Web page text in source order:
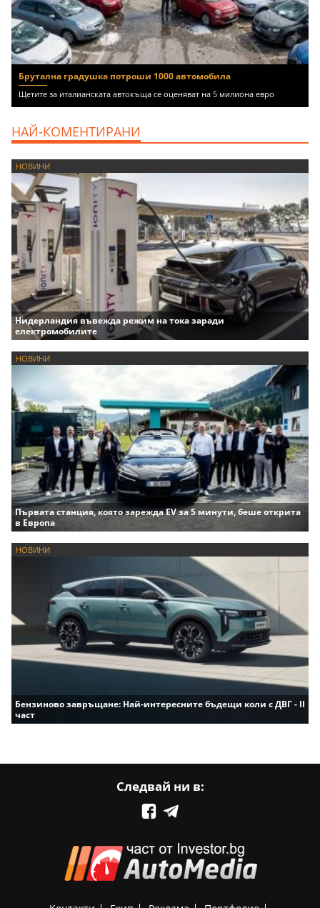
Брутална градушка потроши 1000 автомобила
Щетите за италианската автокъща се оценяват на 5 милиона евро
НАЙ-КОМЕНТИРАНИ
НОВИНИ
Нидерландия въвежда режим на тока заради
електромобилите
НОВИНИ
Първата станция, която зарежда EV за 5 минути, беше открита
в Европа
НОВИНИ
Бензиново завръщане: Най-интересните бъдещи коли с ДВГ - II
част
Следвай ни в: